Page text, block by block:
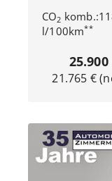
CO2
l/100km**
25.900
21.765 €